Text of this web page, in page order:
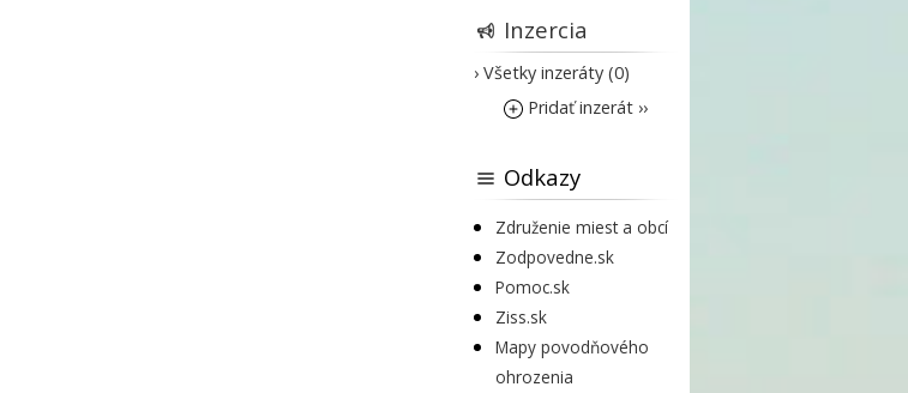
Inzercia
› Všetky inzeráty (0)
Pridať inzerát ››
Odkazy
Združenie miest a obcí
Zodpovedne.sk
Pomoc.sk
Ziss.sk
Mapy povodňového
ohrozenia